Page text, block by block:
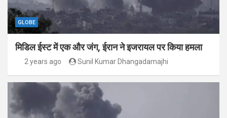
GLOBE
मिडिल ईस्ट में एक और जंग, ईरान ने इजरायल पर किया हमला
2 years ago Sunil Kumar Dhangadamajhi